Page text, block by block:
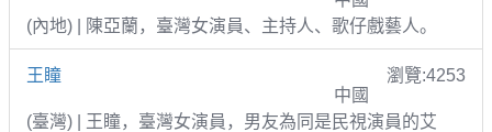
(內地) | 陳亞蘭，臺灣女演員、主持人、歌仔戲藝人。
王瞳
瀏覽:4253
中國
(臺灣) | 王瞳，臺灣女演員，男友為同是民視演員的艾